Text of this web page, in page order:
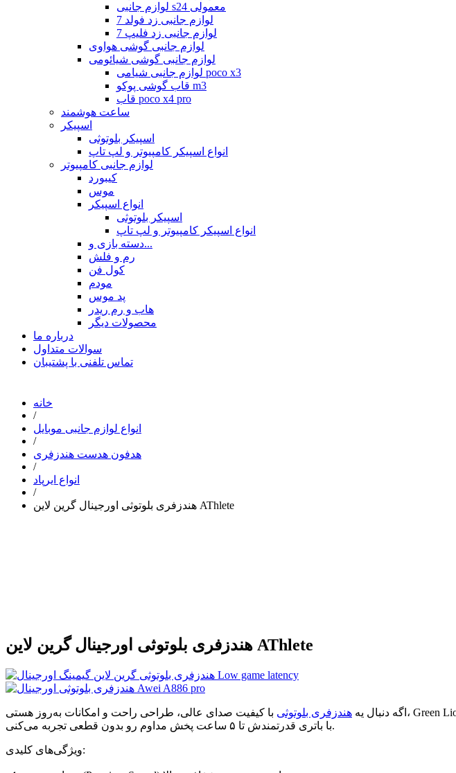
لوازم جانبی s24 معمولی
لوازم جانبی زد فولد 7
لوازم جانبی زد فلیپ 7
لوازم جانبی گوشی هواوی
لوازم جانبی گوشی شیائومی
لوازم جانبی شیامی poco x3
قاب گوشی پوکو m3
قاب poco x4 pro
ساعت هوشمند
اسپیکر
اسپیکر بلوتوثی
انواع اسپیکر کامپیوتر و لپ تاپ
لوازم جانبی کامپیوتر
کیبورد
موس
انواع اسپیکر
اسپیکر بلوتوثی
انواع اسپیکر کامپیوتر و لپ تاپ
دسته بازی و...
رم و فلش
کول فن
مودم
پد موس
هاب و رم ریدر
محصولات دیگر
درباره ما
سوالات متداول
تماس تلفنی با پشتیبان
خانه
/
انواع لوازم جانبی موبایل
/
هدفون هدست هندزفری
/
انواع ایرپاد
/
هندزفری بلوتوثی اورجینال گرین لاین AThlete
هندزفری بلوتوثی اورجینال گرین لاین AThlete
اگه دنبال یه هندزفری بلوتوثی با کیفیت صدای عالی، طراحی راحت و امکانات به‌روز هستی، Green Lion Athlete دقیقاً همون چیزیه که می‌خوای. این مدل با بلوتوث نسخه ۵.۳، اتصال سریع و پایدار بهت می‌ده و
با باتری قدرتمندش تا ۵ ساعت پخش مداوم رو بدون قطعی تجربه می‌کنی.
ویژگی‌های کلیدی: